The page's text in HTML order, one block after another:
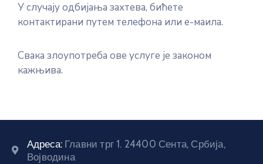
У случају одбијања захтева, бићете
контактирани путем телефона или е-маила.
Свака злоупотреба ове услуге је законом
кажњива.
Адреса: Главни трг 1. 24400 Сента, Србија,
Војводина